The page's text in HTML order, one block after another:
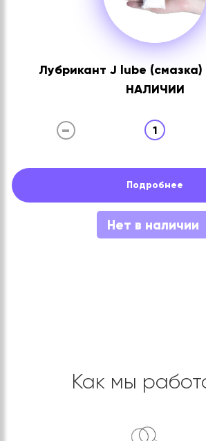
Лубрикант J lube (смазка)
НАЛИЧИИ
- 1
Подробнее
Нет в наличии
Как мы